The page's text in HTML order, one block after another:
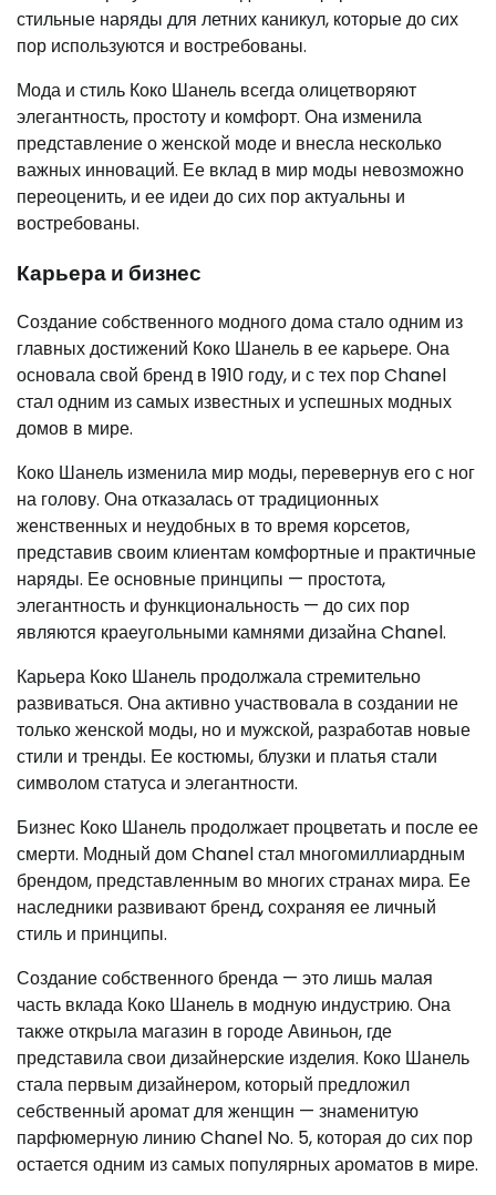
стильные наряды для летних каникул, которые до сих
пор используются и востребованы.
Мода и стиль Коко Шанель всегда олицетворяют
элегантность, простоту и комфорт. Она изменила
представление о женской моде и внесла несколько
важных инноваций. Ее вклад в мир моды невозможно
переоценить, и ее идеи до сих пор актуальны и
востребованы.
Карьера и бизнес
Создание собственного модного дома стало одним из
главных достижений Коко Шанель в ее карьере. Она
основала свой бренд в 1910 году, и с тех пор Chanel
стал одним из самых известных и успешных модных
домов в мире.
Коко Шанель изменила мир моды, перевернув его с ног
на голову. Она отказалась от традиционных
женственных и неудобных в то время корсетов,
представив своим клиентам комфортные и практичные
наряды. Ее основные принципы — простота,
элегантность и функциональность — до сих пор
являются краеугольными камнями дизайна Chanel.
Карьера Коко Шанель продолжала стремительно
развиваться. Она активно участвовала в создании не
только женской моды, но и мужской, разработав новые
стили и тренды. Ее костюмы, блузки и платья стали
символом статуса и элегантности.
Бизнес Коко Шанель продолжает процветать и после ее
смерти. Модный дом Chanel стал многомиллиардным
брендом, представленным во многих странах мира. Ее
наследники развивают бренд, сохраняя ее личный
стиль и принципы.
Создание собственного бренда — это лишь малая
часть вклада Коко Шанель в модную индустрию. Она
также открыла магазин в городе Авиньон, где
представила свои дизайнерские изделия. Коко Шанель
стала первым дизайнером, который предложил
себственный аромат для женщин — знаменитую
парфюмерную линию Chanel No. 5, которая до сих пор
остается одним из самых популярных ароматов в мире.